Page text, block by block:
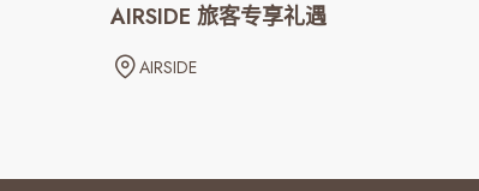
AIRSIDE 旅客专享礼遇
AIRSIDE